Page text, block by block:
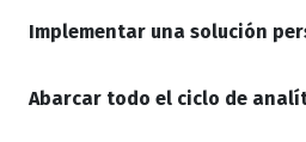
Abarcar todo el ciclo de